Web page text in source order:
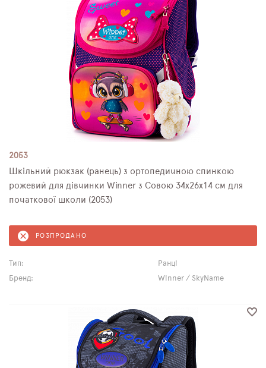
2053
Шкільний рюкзак (ранець) з ортопедичною спинкою
рожевий для дівчинки Winner з Совою 34х26х14 см для
початкової школи (2053)
РОЗПРОДАНО
Тип:
Ранці
Бренд:
Winner / SkyName